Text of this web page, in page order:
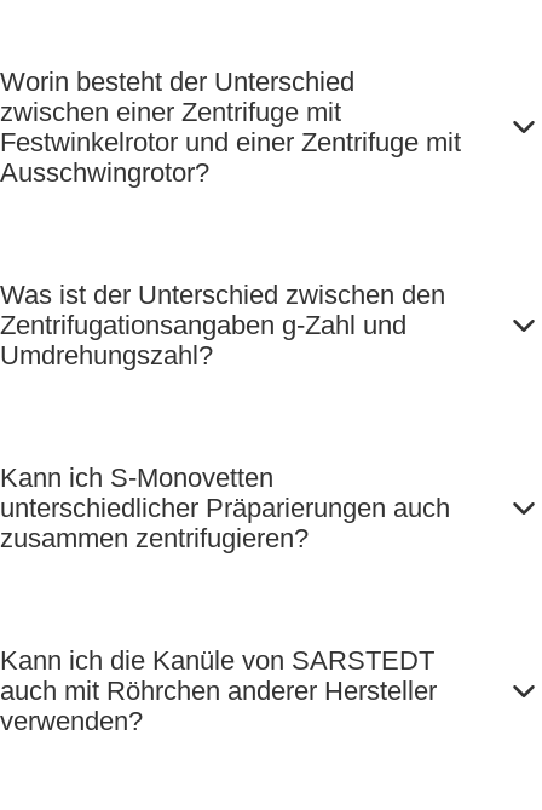
Worin besteht der Unterschied
zwischen einer Zentrifuge mit
Festwinkelrotor und einer Zentrifuge mit
Ausschwingrotor?
Was ist der Unterschied zwischen den
Zentrifugationsangaben g-Zahl und
Umdrehungszahl?
Kann ich S-Monovetten
unterschiedlicher Präparierungen auch
zusammen zentrifugieren?
Kann ich die Kanüle von SARSTEDT
auch mit Röhrchen anderer Hersteller
verwenden?